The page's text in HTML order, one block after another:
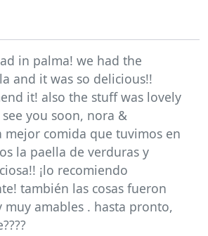
in palma! we had the
and it was so delicious!!
it! also the stuff was lovely
you soon, nora &
mejor comida que tuvimos en
la paella de verduras y
¡lo recomiendo
también las cosas fueron
muy amables . hasta pronto,